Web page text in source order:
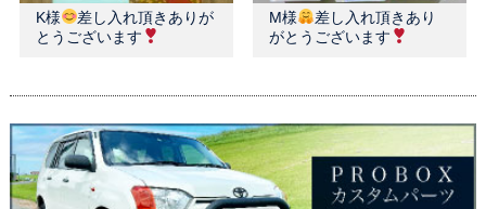
K様
差し入れ頂きありが
とうございます
M様
差し入れ頂きあり
がとうございます